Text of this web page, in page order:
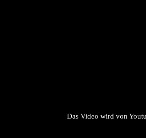
Das Video wird von